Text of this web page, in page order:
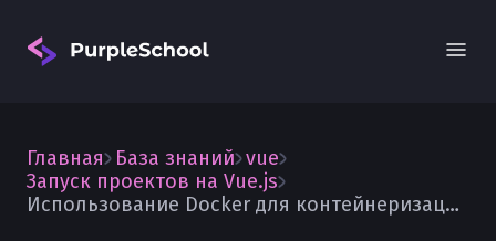
Главная База знаний vue
Запуск проектов на Vue.js
Использование Docker для контейнеризации приложений на Vue